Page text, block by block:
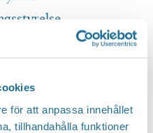
för att anpassa innehållet
tillhandahålla funktioner
& Rapporter